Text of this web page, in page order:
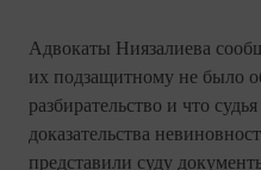
Адвокаты Ниязалиева
их подзащитному не было
разбирательство и что
доказательства
представили суду